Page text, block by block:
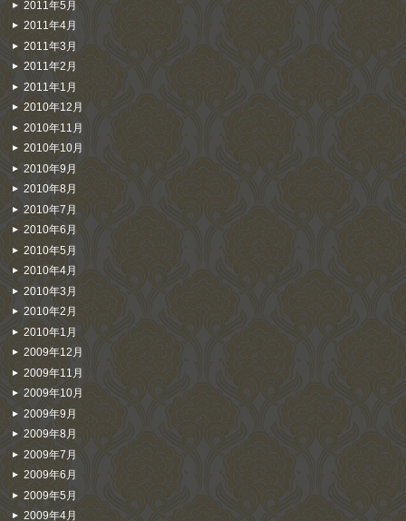
2011年5月
2011年4月
2011年3月
2011年2月
2011年1月
2010年12月
2010年11月
2010年10月
2010年9月
2010年8月
2010年7月
2010年6月
2010年5月
2010年4月
2010年3月
2010年2月
2010年1月
2009年12月
2009年11月
2009年10月
2009年9月
2009年8月
2009年7月
2009年6月
2009年5月
2009年4月